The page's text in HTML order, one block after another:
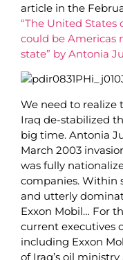
article in the
“The United States
could be Americas
state” by Antonia
We need to realize
Iraq de-stabilized
big time. Antonia
March 2003
was fully
companies. Within
and utterly
Exxon Mobil… For
current executives
including Exxon
of Iraq’s oil